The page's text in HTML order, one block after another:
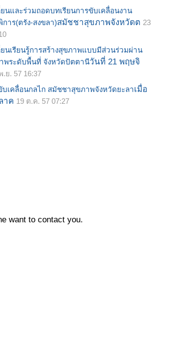
ยนและร่วมถอดบทเรียนการขับเคลื่อนงาน
าร(ตรัง-สงขลา)สมัชชาสุขภาพจังหวัดต 23
ยนเรียนรู้การสร้างสุขภาพแบบมีส่วนร่วมผ่าน
พระดับพื้นที่ จังหวัดปัตตานีวันที่ 21 พฤษจิ
.ย. 57 16:37
บเคลื่อนกลไก สมัชชาสุขภาพจังหวัดยะลาเมื่อ
าค 19 ต.ค. 57 07:27
want to contact you.